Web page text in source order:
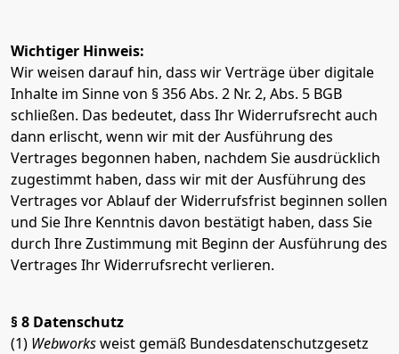
Wichtiger Hinweis:
Wir weisen darauf hin, dass wir Verträge über digitale
Inhalte im Sinne von § 356 Abs. 2 Nr. 2, Abs. 5 BGB
schließen. Das bedeutet, dass Ihr Widerrufsrecht auch
dann erlischt, wenn wir mit der Ausführung des
Vertrages begonnen haben, nachdem Sie ausdrücklich
zugestimmt haben, dass wir mit der Ausführung des
Vertrages vor Ablauf der Widerrufsfrist beginnen sollen
und Sie Ihre Kenntnis davon bestätigt haben, dass Sie
durch Ihre Zustimmung mit Beginn der Ausführung des
Vertrages Ihr Widerrufsrecht verlieren.
§ 8 Datenschutz
(1) Webworksweist gemäß Bundesdatenschutzgesetz